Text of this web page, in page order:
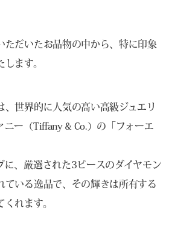
ただいたお品物の中から、特に印象
ます。
、世界的に人気の高い高級ジュエリ
ニー（Tiffany & Co.）の「フォーエ
に、厳選された3ピースのダイヤモン
ている逸品で、その輝きは所有する
れます。